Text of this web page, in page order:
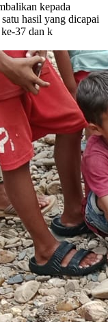
kepada
hasil yang dicapai
37 dan k